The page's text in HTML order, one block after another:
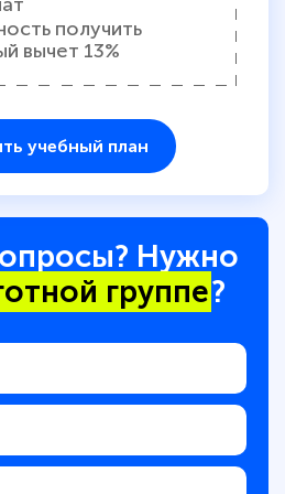
получить
вычет 13%
учебный план
Нужно
группе?